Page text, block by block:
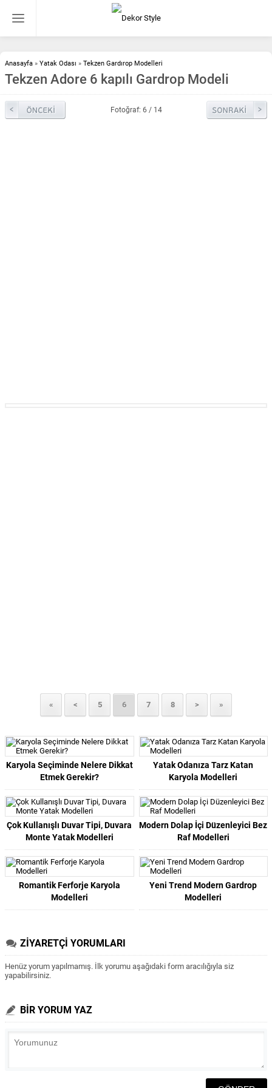
Anasayfa » Yatak Odası » Tekzen Gardırop Modelleri
Tekzen Adore 6 kapılı Gardrop Modeli
Fotoğraf: 6 / 14
« < 5 6 7 8 > »
Karyola Seçiminde Nelere Dikkat
Etmek Gerekir?
Yatak Odanıza Tarz Katan
Karyola Modelleri
Çok Kullanışlı Duvar Tipi, Duvara
Monte Yatak Modelleri
Modern Dolap İçi Düzenleyici Bez
Raf Modelleri
Romantik Ferforje Karyola
Modelleri
Yeni Trend Modern Gardrop
Modelleri
ZİYARETÇİ YORUMLARI
Henüz yorum yapılmamış. İlk yorumu aşağıdaki form aracılığıyla siz
yapabilirsiniz.
BİR YORUM YAZ